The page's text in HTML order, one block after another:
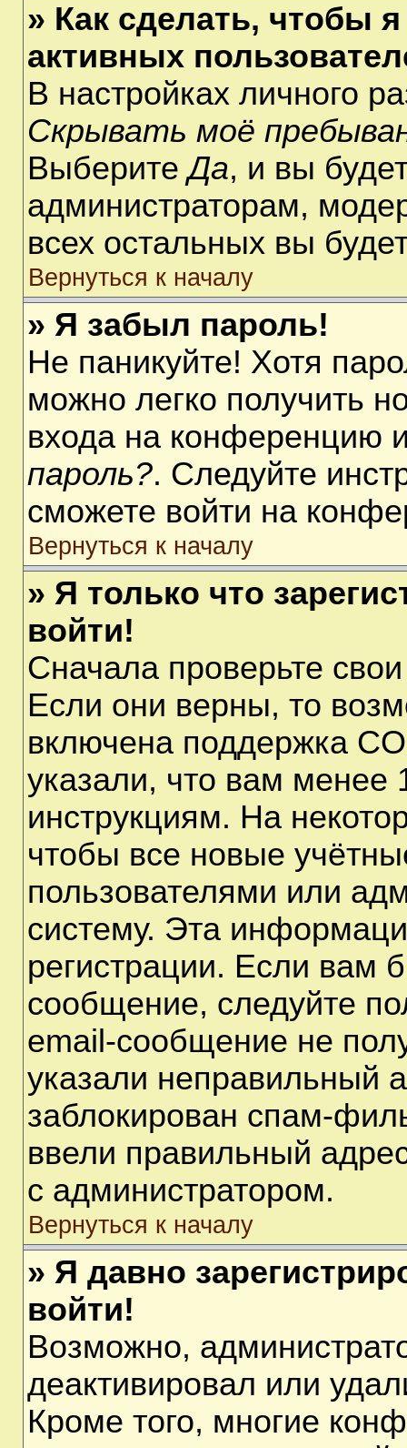
» Как сделать, чтобы
активных
В настройках личного
Скрывать моё
ВыберитеДа, и вы
администраторам,
всех остальных вы
Вернуться к началу
» Я забыл пароль!
Не паникуйте! Хотя
можно легко получить
входа на конференцию
пароль?. Следуйте
сможете войти на
Вернуться к началу
» Я только что
войти!
Сначала проверьте
Если они верны, то
включена поддержка
указали, что вам менее
инструкциям. На
чтобы все новые
пользователями или
систему. Эта
регистрации. Если вам
сообщение, следуйте
email-сообщение не
указали неправильный
заблокирован спам-
ввели правильный
с администратором.
Вернуться к началу
» Я давно
войти!
Возможно,
деактивировал или
Кроме того, многие